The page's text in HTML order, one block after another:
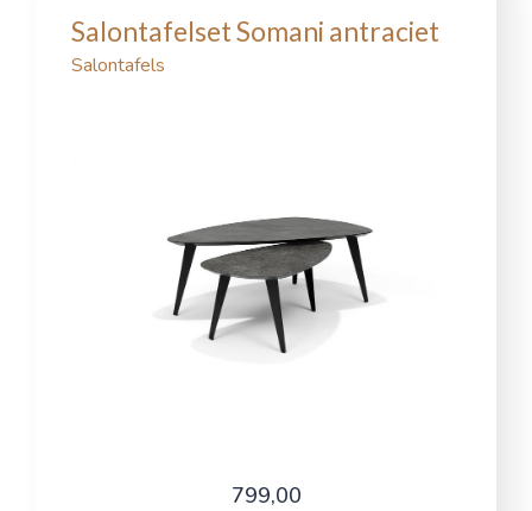
Salontafelset Somani antraciet
Salontafels
799,00